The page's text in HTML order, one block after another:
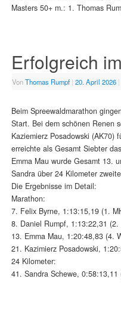
Masters 50+ m.: 1. Thomas
Erfolgreich
VonThomas Rumpf | 20. April 2026 |
Beim Spreewaldmarathon
Start. Bei dem schönen Renen
Kaziemierz Posadowski (AK70)
erreichte als Gesamt Siebter
Emma Mau wurde Gesamt 13.
Sandra über 24 Kilometer
Die Ergebnisse im Detail:
Marathon:
7. Felix Byrne, 1:13:15,19 (1.
8. Daniel Rumpf, 1:13:22,31 (2.
13. Emma Mau, 1:20:48,83 (4.
21. Kazimierz Posadowski,
24 Kilometer:
41. Sandra Schewe, 0:58:13,11